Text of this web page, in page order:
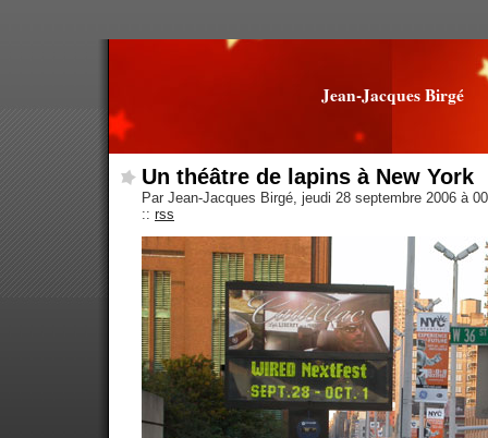
Jean-Jacques Birgé
Un théâtre de lapins à New York
Par Jean-Jacques Birgé, jeudi 28 septembre 2006 à
:: rss